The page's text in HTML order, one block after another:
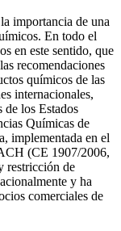
importancia de una
En todo el
en este sentido, que
recomendaciones
químicos de las
internacionales,
los Estados
Químicas de
implementada en el
(CE 1907/2006,
restricción de
y ha
comerciales de